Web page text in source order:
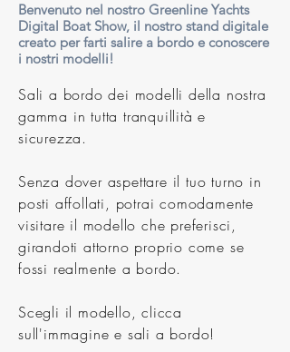
Benvenuto nel nostro Greenline Yachts
Digital Boat Show, il nostro stand digitale
creato per farti salire a bordo e conoscere
i nostri modelli!
Sali a bordo dei modelli della nostra
gamma in tuttatranquillità e
sicurezza.
Senza dover aspettare il tuo turno in
posti affollati, potrai comodamente
visitare il modello che preferisci,
girandoti attorno proprio come se
fossi realmente a bordo.
Scegli il modello, clicca
sull'immagine e sali a bordo!